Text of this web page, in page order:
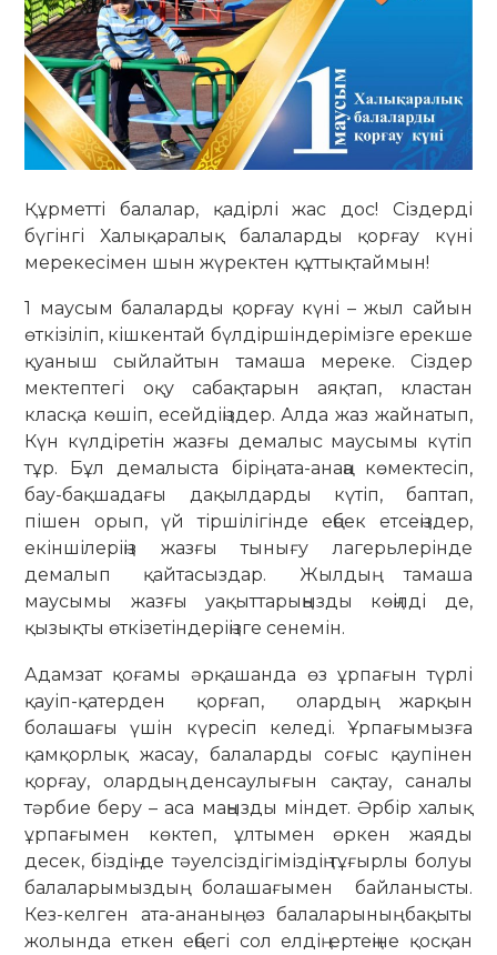
Құрметті балалар, қадірлі жас дос! Сіздерді
бүгінгі Халықаралық балаларды қорғау күні
мерекесімен шын жүректен құттықтаймын!
1 маусым балаларды қорғау күні – жыл сайын
өткізіліп, кішкентай бүлдіршіндерімізге ерекше
қуаныш сыйлайтын тамаша мереке. Сіздер
мектептегі оқу сабақтарын аяқтап, кластан
класқа көшіп, есейдіңіздер. Алда жаз жайнатып,
Күн күлдіретін жазғы демалыс маусымы күтіп
тұр. Бұл демалыста бірің ата-анаңа көмектесіп,
бау-бақшадағы дақылдарды күтіп, баптап,
пішен орып, үй тіршілігінде еңбек етсеңіздер,
екіншілеріңіз жазғы тынығу лагерьлерінде
демалып қайтасыздар. Жылдың тамаша
маусымы жазғы уақыттарыңызды көңілді де,
қызықты өткізетіндеріңізге сенемін.
Адамзат қоғамы әрқашанда өз ұрпағын түрлі
қауіп-қатерден қорғап, олардың жарқын
болашағы үшін күресіп келеді. Ұрпағымызға
қамқорлық жасау, балаларды соғыс қаупінен
қорғау, олардың денсаулығын сақтау, саналы
тәрбие беру – аса маңызды міндет. Әрбір халық
ұрпағымен көктеп, ұлтымен өркен жаяды
десек, біздің де тәуелсіздігіміздің тұғырлы болуы
балаларымыздың болашағымен байланысты.
Кез-келген ата-ананың өз балаларының бақыты
жолында еткен еңбегі сол елдің ертеңіне қосқан